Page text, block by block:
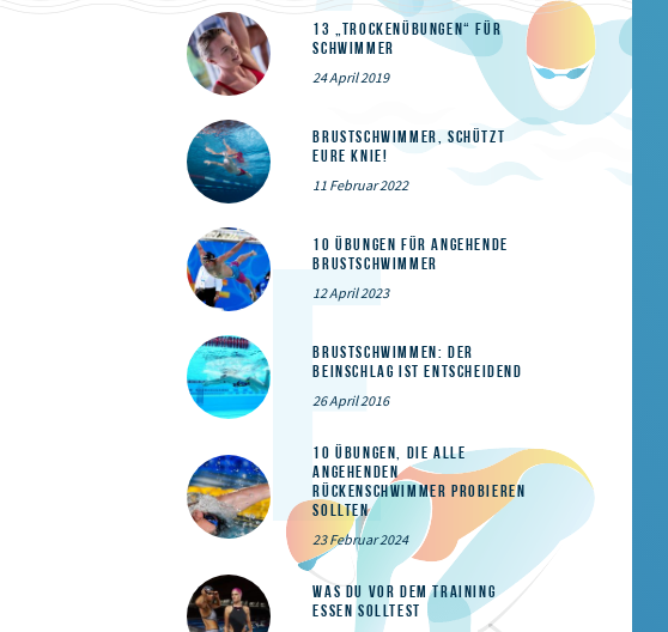
13 „Trockenübungen“ für
Schwimmer
24 April 2019
Brustschwimmer, schützt
eure Knie!
11 Februar 2022
10 Übungen für angehende
Brustschwimmer
12 April 2023
Brustschwimmen: Der
Beinschlag ist entscheidend
26 April 2016
10 Übungen, die alle
angehenden
Rückenschwimmer probieren
sollten
23 Februar 2024
Was du vor dem Training
essen solltest